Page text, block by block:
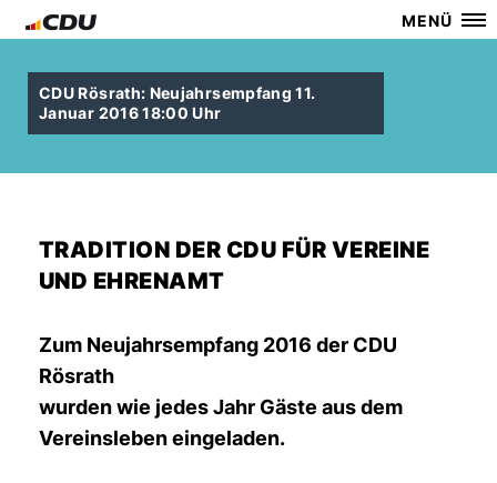
MENÜ
CDU Rösrath: Neujahrsempfang 11.
Januar 2016 18:00 Uhr
TRADITION DER CDU FÜR VEREINE
UND EHRENAMT
Zum Neujahrsempfang 2016 der CDU
Rösrath
wurden wie jedes Jahr Gäste aus dem
Vereinsleben eingeladen.